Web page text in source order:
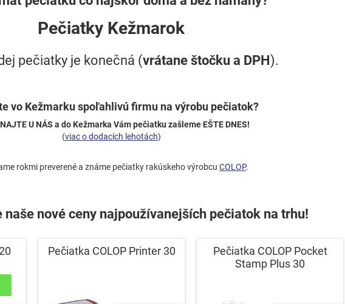
Pečiatky Kežmarok
pečiatky je konečná (vrátane štočku a DPH).
vo Kežmarku spoľahlivú firmu na výrobu pečiatok?
U NÁS a do Kežmarka Vám pečiatku zašleme EŠTE DNES!
(viac o dodacích lehotách)
rokmi preverené a známe pečiatky rakúskeho výrobcu COLOP.
nové ceny najpoužívanejších pečiatok na trhu!
Pečiatka COLOP Printer 30
Pečiatka COLOP Pocket
Stamp Plus 30